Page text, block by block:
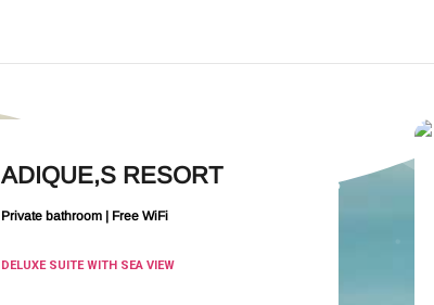
ADIQUE,S RESORT
Private bathroom | Free WiFi
DELUXE SUITE WITH SEA VIEW